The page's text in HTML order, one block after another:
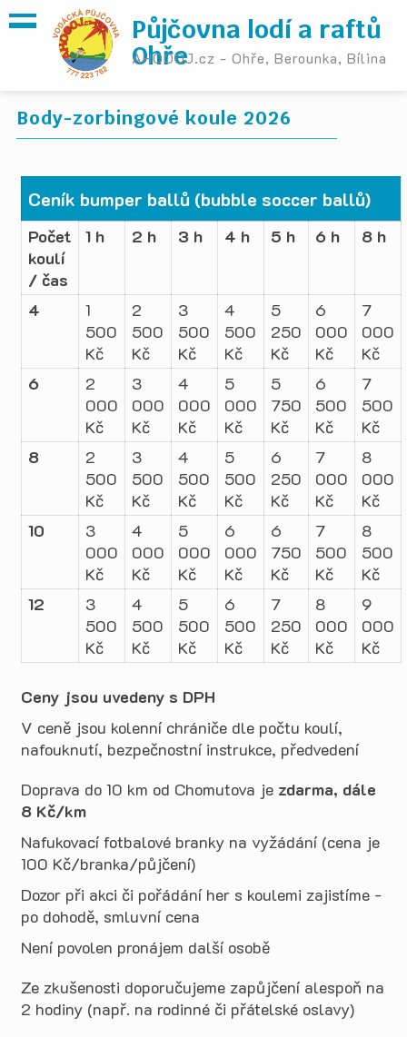
Půjčovna lodí a raftů
Ohře
AHOOOJ.cz - Ohře, Berounka, Bílina
Body-zorbingové koule 2026
Ceník bumper ballů (bubble soccer ballů)
Počet
koulí
/ čas
1 h 2 h 3 h 4 h 5 h 6 h 8 h
4
1
500
Kč
2
500
Kč
3
500
Kč
4
500
Kč
5
250
Kč
6
000
Kč
7
000
Kč
6
2
000
Kč
3
000
Kč
4
000
Kč
5
000
Kč
5
750
Kč
6
500
Kč
7
500
Kč
8
2
500
Kč
3
500
Kč
4
500
Kč
5
500
Kč
6
250
Kč
7
000
Kč
8
000
Kč
10
3
000
Kč
4
000
Kč
5
000
Kč
6
000
Kč
6
750
Kč
7
500
Kč
8
500
Kč
12
3
500
Kč
4
500
Kč
5
500
Kč
6
500
Kč
7
250
Kč
8
000
Kč
9
000
Kč
Ceny jsou uvedeny s DPH
V ceně jsou kolenní chrániče dle počtu koulí,
nafouknutí, bezpečnostní instrukce, předvedení
Doprava do 10 km od Chomutova je zdarma, dále
8 Kč/km
Nafukovací fotbalové branky na vyžádání (cena je
100 Kč/branka/půjčení)
Dozor při akci či pořádání her s koulemi zajistíme -
po dohodě, smluvní cena
Není povolen pronájem další osobě
Ze zkušenosti doporučujeme zapůjčení alespoň na
2 hodiny (např. na rodinné či přátelské oslavy)